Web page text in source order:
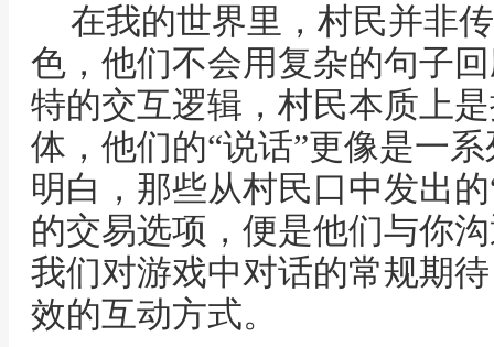
在我的世界里，村民并非
色，他们不会用复杂的句子
特的交互逻辑，村民本质上
体，他们的“说话”更像是一
明白，那些从村民口中发出
的交易选项，便是他们与你
我们对游戏中对话的常规期
效的互动方式。